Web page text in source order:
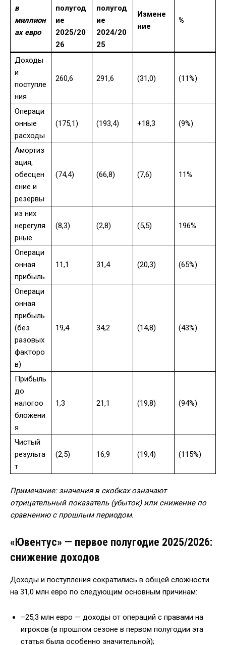
в
миллион
ах евро
полугод
ие
2025/20
26
полугод
ие
2024/20
25
Измене
ние
%
Доходы
и
поступле
ния
260,6 291,6 (31,0) (11%)
Операци
онные
расходы
(175,1) (193,4) +18,3 (9%)
Амортиз
ация,
обесцен
ение и
резервы
(74,4) (66,8) (7,6) 11%
из них
нерегуля
рные
(8,3) (2,8) (5,5) 196%
Операци
онная
прибыль
11,1 31,4 (20,3) (65%)
Операци
онная
прибыль
(без
разовых
факторо
в)
19,4 34,2 (14,8) (43%)
Прибыль
до
налогоо
бложени
я
1,3 21,1 (19,8) (94%)
Чистый
результа
т
(2,5) 16,9 (19,4) (115%)
Примечание: значения в скобках означают
отрицательный показатель (убыток) или снижение по
сравнению с прошлым периодом.
«Ювентус» — первое полугодие 2025/2026:
снижение доходов
Доходы и поступления сократились в общей сложности
на 31,0 млн евро по следующим основным причинам:
–25,3 млн евро — доходы от операций с правами на
игроков (в прошлом сезоне в первом полугодии эта
статья была особенно значительной);